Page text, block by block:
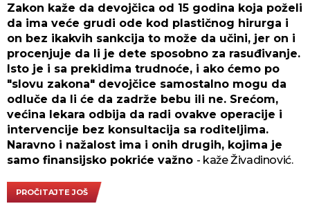
Zakon kaže da devojčica od 15 godina koja poželi
da ima veće grudi ode kod plastičnog hirurga i
on bez ikakvih sankcija to može da učini, jer on i
procenjuje da li je dete sposobno za rasuđivanje.
Isto je i sa prekidima trudnoće, i ako ćemo po
"slovu zakona" devojčice samostalno mogu da
odluče da li će da zadrže bebu ili ne. Srećom,
većina lekara odbija da radi ovakve operacije i
intervencije bez konsultacija sa roditeljima.
Naravno i nažalost ima i onih drugih, kojima je
samo finansijsko pokriće važno - kaže Živadinović.
PROČITAJTE JOŠ